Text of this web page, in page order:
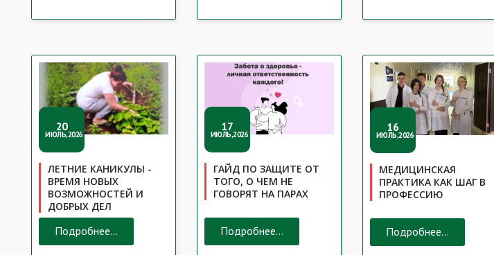
20
ИЮЛЬ,2026
ЛЕТНИЕ КАНИКУЛЫ -
ВРЕМЯ НОВЫХ
ВОЗМОЖНОСТЕЙ И
ДОБРЫХ ДЕЛ
Подробнее...
17
ИЮЛЬ,2026
ГАЙД ПО ЗАЩИТЕ ОТ
ТОГО, О ЧЕМ НЕ
ГОВОРЯТ НА ПАРАХ
Подробнее...
16
ИЮЛЬ,2026
МЕДИЦИНСКАЯ
ПРАКТИКА КАК ШАГ В
ПРОФЕССИЮ
Подробнее...